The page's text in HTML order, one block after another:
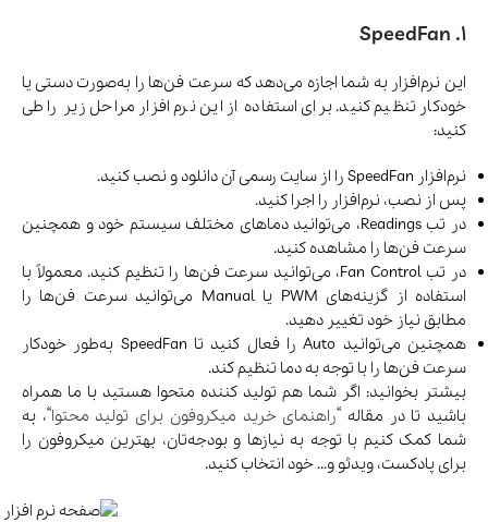
1. SpeedFan
این نرم‌افزار به شما اجازه می‌دهد که سرعت فن‌ها را به‌صورت دستی یا
خودکار تنظیم کنید. برای استفاده از این نرم افزار مراحل زیر را طی
کنید:
نرم‌افزار SpeedFan را از سایت رسمی آن دانلود و نصب کنید.
پس از نصب، نرم‌افزار را اجرا کنید.
در تب Readings، می‌توانید دماهای مختلف سیستم خود و همچنین
سرعت فن‌ها را مشاهده کنید.
در تب Fan Control، می‌توانید سرعت فن‌ها را تنظیم کنید. معمولاً با
استفاده از گزینه‌های PWM یا Manual می‌توانید سرعت فن‌ها را
مطابق نیاز خود تغییر دهید.
همچنین می‌توانید Auto را فعال کنید تا SpeedFan به‌طور خودکار
سرعت فن‌ها را با توجه به دما تنظیم کند.
بیشتر بخوانید: اگر شما هم تولید کننده متحوا هستید با ما همراه
باشید تا در مقاله “راهنمای خرید میکروفون برای تولید محتوا“، به
شما کمک کنیم با توجه به نیازها و بودجه‌تان، بهترین میکروفون را
برای پادکست، ویدئو و… خود انتخاب کنید.